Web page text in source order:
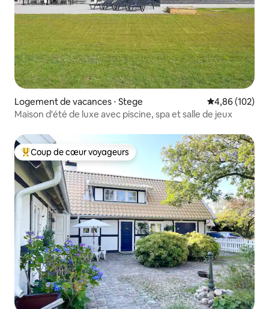
Logement de vacances ⋅ Stege Évaluation
4,86 (102)
Maison d'été de luxe avec piscine, spa et salle de jeux
Coups de cœur voyageurs les plus appréciés
Coup de cœur voyageurs